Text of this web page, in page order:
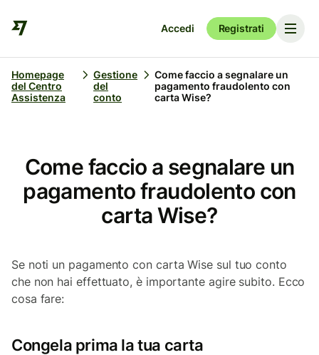
Accedi Registrati
Homepage
del Centro
Assistenza
Gestione
del
conto
Come faccio a segnalare un
pagamento fraudolento con
carta Wise?
Come faccio a segnalare un
pagamento fraudolento con
carta Wise?
Se noti un pagamento con carta Wise sul tuo conto
che non hai effettuato, è importante agire subito. Ecco
cosa fare:
Congela prima la tua carta